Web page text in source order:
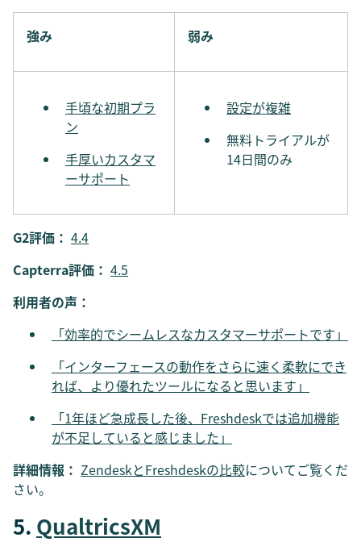
強み 弱み
手頃な初期プラ
ン
手厚いカスタマ
ーサポート
設定が複雑
無料トライアルが
14日間のみ
G2評価： 4.4
Capterra評価： 4.5
利用者の声：
「効率的でシームレスなカスタマーサポートです」
「インターフェースの動作をさらに速く柔軟にでき
れば、より優れたツールになると思います」
「1年ほど急成長した後、Freshdeskでは追加機能
が不足していると感じました」
詳細情報： ZendeskとFreshdeskの比較についてご覧くだ
さい。
5. QualtricsXM